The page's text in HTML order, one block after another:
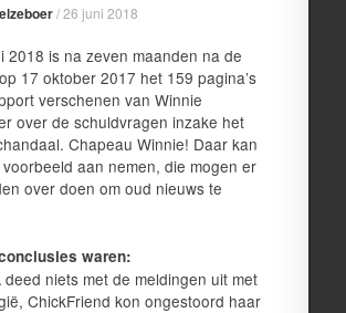
/26 juni 2018
2018 is na zeven maanden na de
17 oktober 2017 het 159 pagina’s
verschenen van Winnie
over de schuldvragen inzake het
Chapeau Winnie! Daar kan
voorbeeld aan nemen, die mogen er
over doen om oud nieuws te
waren:
deed niets met de meldingen uit met
ChickFriend kon ongestoord haar